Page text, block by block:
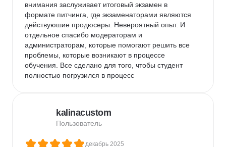
внимания заслуживает итоговый экзамен в
формате питчинга, где экзаменаторами являются
действуюшие продюсеры. Невероятный опыт. И
отдельное спасибо модераторам и
администраторам, которые помогают решить все
проблемы, которые возникают в процессе
обучения. Все сделано для того, чтобы студент
полностью погрузился в процесс
kalinacustom
Пользователь
декабрь 2025